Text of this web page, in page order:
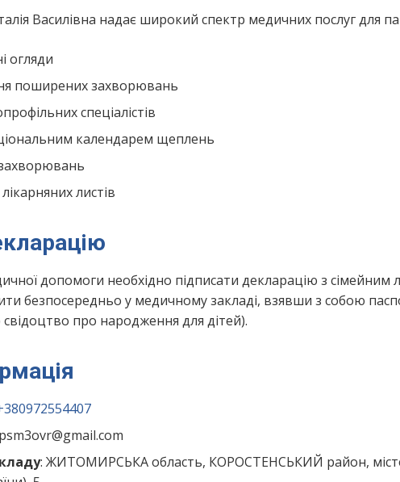
Василівна надає широкий спектр медичних послуг для
огляди
поширених захворювань
спеціалістів
календарем щеплень
листів
допомоги необхідно підписати декларацію з сімейним
безпосередньо у медичному закладі, взявши з собою
про народження для дітей).
: ЖИТОМИРСЬКА область, КОРОСТЕНСЬКИЙ район,